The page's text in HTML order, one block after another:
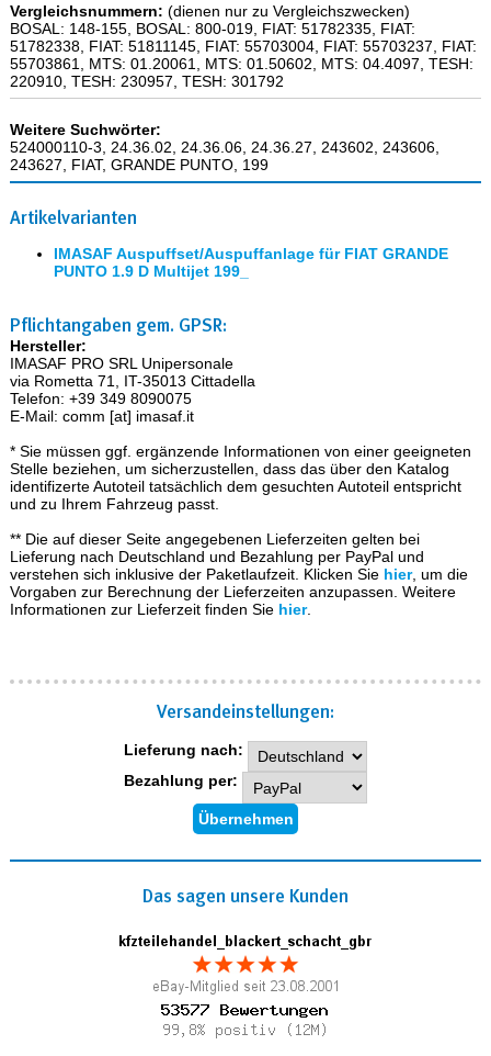
Vergleichsnummern: (dienen nur zu Vergleichszwecken)
BOSAL: 148-155, BOSAL: 800-019, FIAT: 51782335, FIAT:
51782338, FIAT: 51811145, FIAT: 55703004, FIAT: 55703237, FIAT:
55703861, MTS: 01.20061, MTS: 01.50602, MTS: 04.4097, TESH:
220910, TESH: 230957, TESH: 301792
Weitere Suchwörter:
524000110-3, 24.36.02, 24.36.06, 24.36.27, 243602, 243606,
243627, FIAT, GRANDE PUNTO, 199
Artikelvarianten
IMASAF Auspuffset/Auspuffanlage für FIAT GRANDE
PUNTO 1.9 D Multijet 199_
Pflichtangaben gem. GPSR:
Hersteller:
IMASAF PRO SRL Unipersonale
via Rometta 71, IT-35013 Cittadella
Telefon: +39 349 8090075
E-Mail: comm [at] imasaf.it
* Sie müssen ggf. ergänzende Informationen von einer geeigneten
Stelle beziehen, um sicherzustellen, dass das über den Katalog
identifizerte Autoteil tatsächlich dem gesuchten Autoteil entspricht
und zu Ihrem Fahrzeug passt.
** Die auf dieser Seite angegebenen Lieferzeiten gelten bei
Lieferung nach Deutschland und Bezahlung per PayPal und
verstehen sich inklusive der Paketlaufzeit. Klicken Sie hier, um die
Vorgaben zur Berechnung der Lieferzeiten anzupassen. Weitere
Informationen zur Lieferzeit finden Sie hier.
Versand­einstellungen:
Lieferung nach:
Bezahlung per:
Das sagen unsere Kunden